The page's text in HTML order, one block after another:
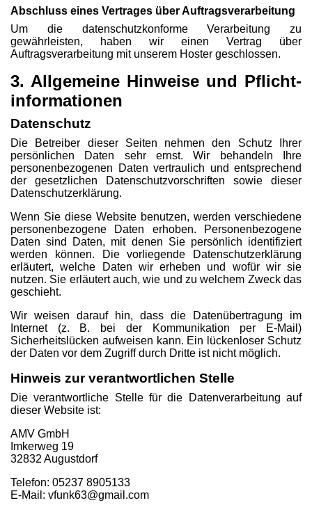
Abschluss eines Vertrages über Auftragsverarbeitung
Um die datenschutzkonforme Verarbeitung zu
gewährleisten, haben wir einen Vertrag über
Auftragsverarbeitung mit unserem Hoster geschlossen.
3. Allgemeine Hinweise und Pflicht­
informationen
Datenschutz
Die Betreiber dieser Seiten nehmen den Schutz Ihrer
persönlichen Daten sehr ernst. Wir behandeln Ihre
personenbezogenen Daten vertraulich und entsprechend
der gesetzlichen Datenschutzvorschriften sowie dieser
Datenschutzerklärung.
Wenn Sie diese Website benutzen, werden verschiedene
personenbezogene Daten erhoben. Personenbezogene
Daten sind Daten, mit denen Sie persönlich identifiziert
werden können. Die vorliegende Datenschutzerklärung
erläutert, welche Daten wir erheben und wofür wir sie
nutzen. Sie erläutert auch, wie und zu welchem Zweck das
geschieht.
Wir weisen darauf hin, dass die Datenübertragung im
Internet (z. B. bei der Kommunikation per E-Mail)
Sicherheitslücken aufweisen kann. Ein lückenloser Schutz
der Daten vor dem Zugriff durch Dritte ist nicht möglich.
Hinweis zur verantwortlichen Stelle
Die verantwortliche Stelle für die Datenverarbeitung auf
dieser Website ist:
AMV GmbH
Imkerweg 19
32832 Augustdorf
Telefon: 05237 8905133
E-Mail: vfunk63@gmail.com